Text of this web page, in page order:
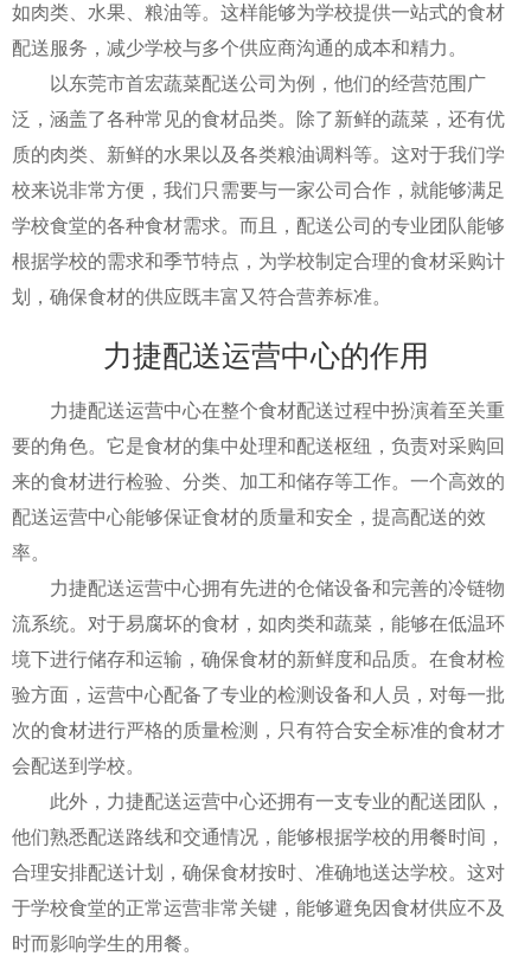
如肉类、水果、粮油等。这样能够为学校提供一站式的食材
配送服务，减少学校与多个供应商沟通的成本和精力。
以东莞市首宏蔬菜配送公司为例，他们的经营范围广
泛，涵盖了各种常见的食材品类。除了新鲜的蔬菜，还有优
质的肉类、新鲜的水果以及各类粮油调料等。这对于我们学
校来说非常方便，我们只需要与一家公司合作，就能够满足
学校食堂的各种食材需求。而且，配送公司的专业团队能够
根据学校的需求和季节特点，为学校制定合理的食材采购计
划，确保食材的供应既丰富又符合营养标准。
力捷配送运营中心的作用
力捷配送运营中心在整个食材配送过程中扮演着至关重
要的角色。它是食材的集中处理和配送枢纽，负责对采购回
来的食材进行检验、分类、加工和储存等工作。一个高效的
配送运营中心能够保证食材的质量和安全，提高配送的效
率。
力捷配送运营中心拥有先进的仓储设备和完善的冷链物
流系统。对于易腐坏的食材，如肉类和蔬菜，能够在低温环
境下进行储存和运输，确保食材的新鲜度和品质。在食材检
验方面，运营中心配备了专业的检测设备和人员，对每一批
次的食材进行严格的质量检测，只有符合安全标准的食材才
会配送到学校。
此外，力捷配送运营中心还拥有一支专业的配送团队，
他们熟悉配送路线和交通情况，能够根据学校的用餐时间，
合理安排配送计划，确保食材按时、准确地送达学校。这对
于学校食堂的正常运营非常关键，能够避免因食材供应不及
时而影响学生的用餐。